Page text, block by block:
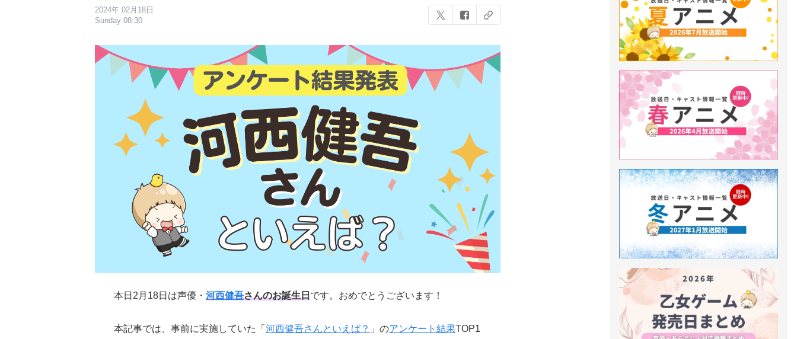
2024年 02月18日
Sunday 08:30
本日2月18日は声優・ 河西健吾さんのお誕生日です。おめでとうございます！
本記事では、事前に実施していた「 河西健吾さんといえば？ 」のアンケート結果TOP1